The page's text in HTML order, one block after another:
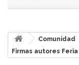
Comunidad
Firmas autores